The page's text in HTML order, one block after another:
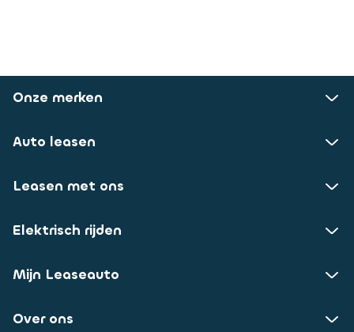
Onze merken
Auto leasen
Leasen met ons
Elektrisch rijden
Mijn Leaseauto
Over ons